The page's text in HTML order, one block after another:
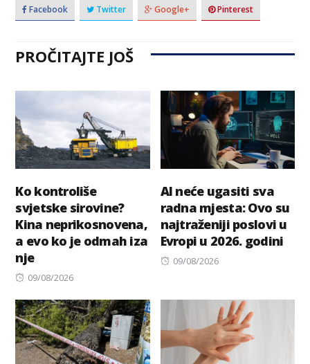
Facebook Twitter Google+ Pinterest
PROČITAJTE JOŠ
Ko kontroliše
svjetske sirovine?
Kina neprikosnovena,
a evo ko je odmah iza
nje
Posted
09/08/2026
AI neće ugasiti sva
radna mjesta: Ovo su
najtraženiji poslovi u
Evropi u 2026. godini
Posted
09/08/2026